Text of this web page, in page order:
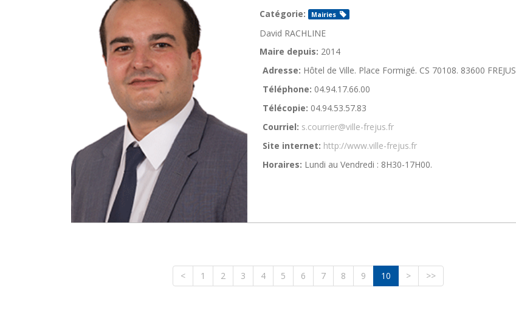
Catégorie: Mairies
David RACHLINE
Maire depuis: 2014
Adresse: Hôtel de Ville. Place Formigé. CS 70108. 83600 FREJUS
Téléphone: 04.94.17.66.00
Télécopie: 04.94.53.57.83
Courriel: s.courrier@ville-frejus.fr
Site internet: http://www.ville-frejus.fr
Horaires: Lundi au Vendredi : 8H30-17H00.
< 1 2 3 4 5 6 7 8 9 10 > >>